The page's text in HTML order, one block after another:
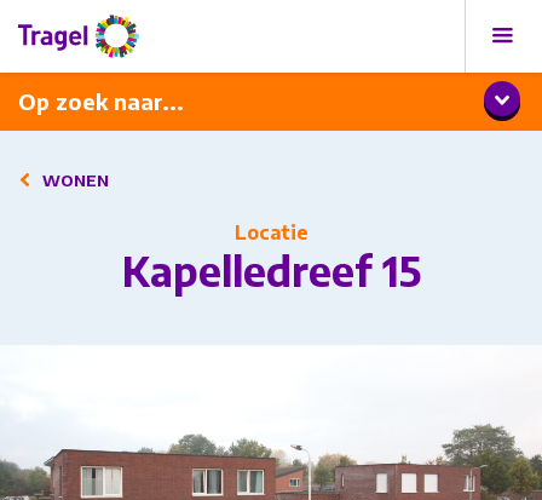
Op zoek naar...
Programma
Diner met wijnarrangement
WONEN
Locatie
Kapelledreef 15